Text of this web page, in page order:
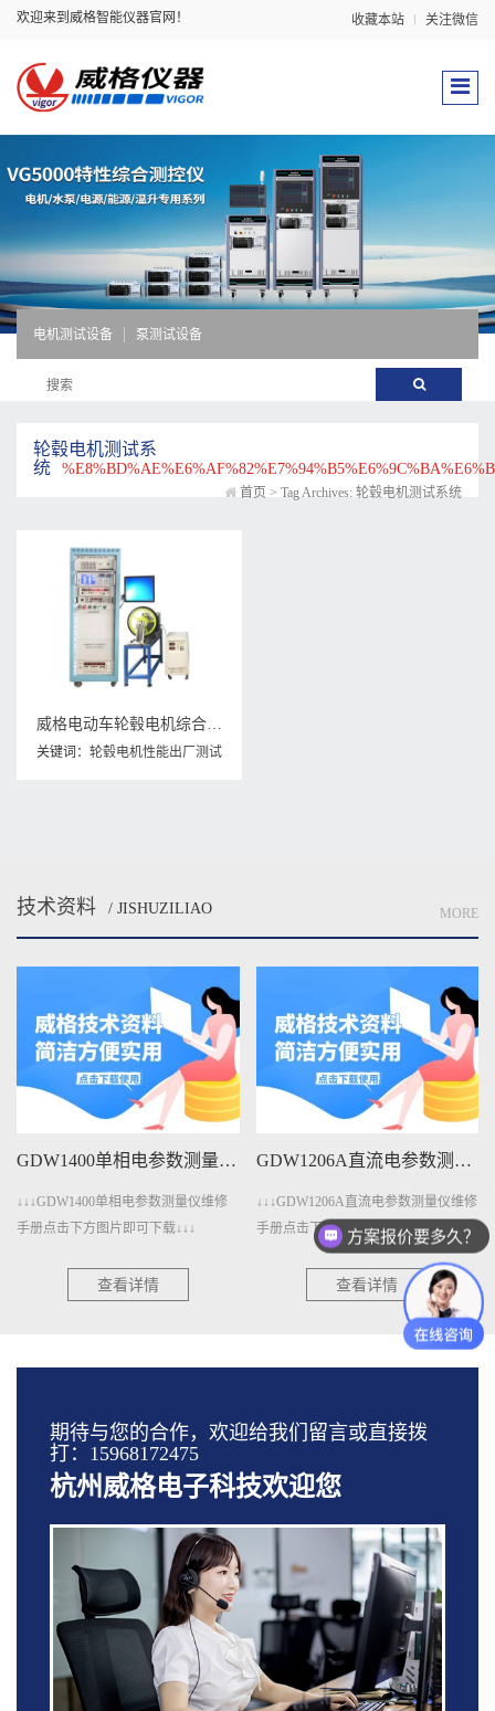
欢迎来到威格智能仪器官网！ 收藏本站 关注微信
电机测试设备 泵测试设备
轮毂电机测试系
统
首页 > Tag Archives: 轮毂电机测试系统
威格电动车轮毂电机综合性能测试系统 出厂性能耐久可靠性测试台
关键词： 轮毂电机性能出厂测试
技术资料 / JISHUZILIAO MORE
GDW1400单相电参数测量仪维修手册下载
数测量仪维修
下载↓↓↓
GDW1206A直流电参数测量仪维修手册下载
↓↓↓GDW1206A直流电参数测量仪维修
手册点击下方图片即可下载↓↓↓
↓↓↓GDW401A变压器
点击下方图片即可下载
查看详
期待与您的合作，欢迎给我们留言或直接拨
打：15968172475
杭州威格电子科技欢迎您
方案报价要多久？